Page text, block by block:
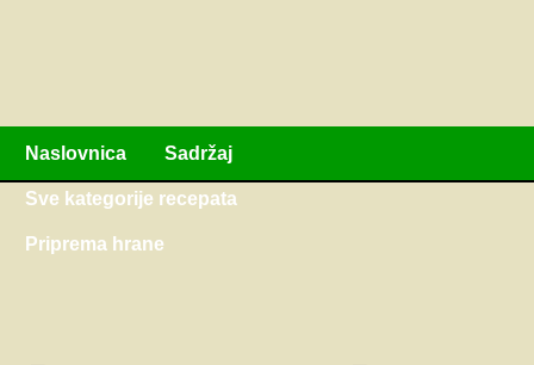
Naslovnica Sadržaj
Sve kategorije recepata
Priprema hrane